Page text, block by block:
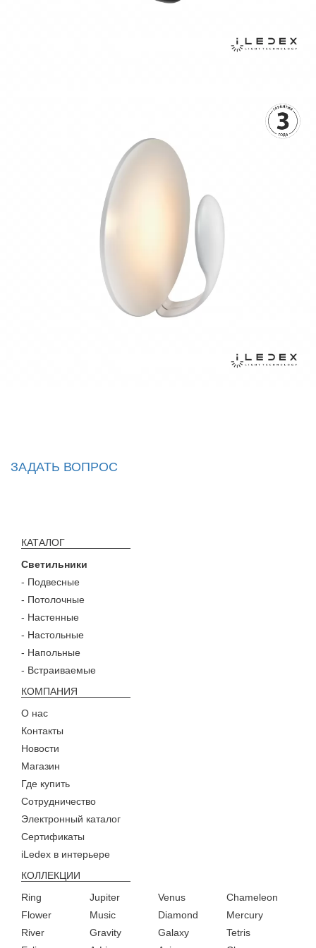
ЗАДАТЬ ВОПРОС
КАТАЛОГ
Светильники
- Подвесные
- Потолочные
- Настенные
- Настольные
- Напольные
- Встраиваемые
КОМПАНИЯ
О нас
Контакты
Новости
Магазин
Где купить
Сотрудничество
Электронный каталог
Сертификаты
iLedex в интерьере
КОЛЛЕКЦИИ
Ring
Flower
Jupiter
Music
Venus
Diamond
Chameleon
Mercury
River
Gravity
Galaxy
Tetris